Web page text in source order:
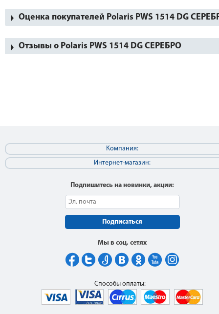
Оценка покупателей Polaris PWS 1514 DG
Отзывы о Polaris PWS 1514 DG СЕРЕБРО
Компания:
Интернет-магазин:
Подпишитесь на новинки, акции:
Подписаться
Мы в соц. сетях
Способы оплаты: